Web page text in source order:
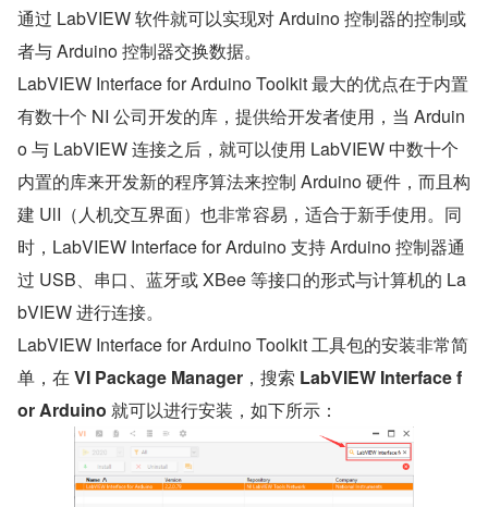
通过 LabVIEW 软件就可以实现对 Arduino 控制器的控制或
者与 Arduino 控制器交换数据。
LabVIEW Interface for Arduino Toolkit 最大的优点在于内置
有数十个 NI 公司开发的库，提供给开发者使用，当 Arduin
o 与 LabVIEW 连接之后，就可以使用 LabVIEW 中数十个
内置的库来开发新的程序算法来控制 Arduino 硬件，而且构
建 UlI（人机交互界面）也非常容易，适合于新手使用。同
时，LabVIEW Interface for Arduino 支持 Arduino 控制器通
过 USB、串口、蓝牙或 XBee 等接口的形式与计算机的 La
bVIEW 进行连接。
LabVIEW Interface for Arduino Toolkit 工具包的安装非常简
单，在 VI Package Manager ，搜索 LabVIEW Interface f
or Arduino 就可以进行安装，如下所示：